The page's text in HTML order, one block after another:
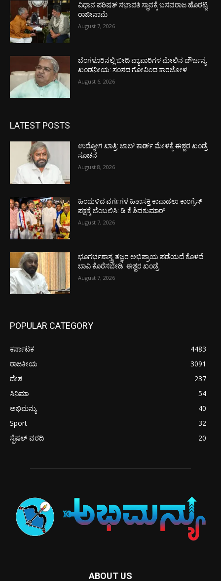
ವಿಧಾನ ಪರಿಷತ್ ಸಭಾಪತಿ ಸ್ಥಾನಕ್ಕೆ ಬಸವರಾಜ ಹೊರಟ್ಟಿ
ರಾಜೀನಾಮೆ
August 7, 2026
ಬೆಂಗಳೂರಿನಲ್ಲಿ ಬೀದಿ ವ್ಯಾಪಾರಿಗಳ ಮೇಲಿನ ದೌರ್ಜನ್ಯ
ಖಂಡನೀಯ: ಸಂಸದ ಗೋವಿಂದ ಕಾರಜೋಳ
August 6, 2026
LATEST POSTS
ಉದ್ಯೋಗ ಖಾತ್ರಿ: ಜಾಬ್ ಕಾರ್ಡ್ ಮೇಳಕ್ಕೆ ಈಶ್ವರ ಖಂಡ್ರೆ
ಸೂಚನೆ
August 8, 2026
ಹಿಂದುಳಿದ ವರ್ಗಗಳ ಹಿತಾಸಕ್ತಿ ಕಾಪಾಡಲು ಕಾಂಗ್ರೆಸ್
ಪಕ್ಷಕ್ಕೆ ಬೆಂಬಲಿಸಿ: ಡಿ ಕೆ ಶಿವಕುಮಾರ್
August 7, 2026
ಭೂಗರ್ಭಶಾಸ್ತ್ರ ತಜ್ಞರ ಅಭಿಪ್ರಾಯ ಪಡೆಯದೆ ಕೊಳವೆ
ಬಾವಿ ಕೊರೆಸಬೇಡಿ: ಈಶ್ವರ ಖಂಡ್ರೆ
August 7, 2026
POPULAR CATEGORY
ಕರ್ನಾಟಕ
4483
ರಾಜಕೀಯ
3091
ದೇಶ
237
ಸಿನಿಮಾ
54
ಅಭಿಮನ್ಯು
40
Sport
32
ಸ್ಪೆಷಲ್ ವರದಿ
20
ABOUT US